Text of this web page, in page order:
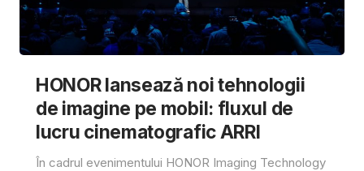
HONOR lansează noi tehnologii
de imagine pe mobil: fluxul de
lucru cinematografic ARRI
În cadrul evenimentului HONOR Imaging Technology